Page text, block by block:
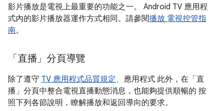
影片播放是電視上最重要的功能之一。 Android TV 應用程
式內的影片播放器運作方式相同。請參閱播放 電視控管指
南。
「直播」分頁導覽
除了遵守 TV 應用程式品質規定、應用程式 此外，在「直
播」分頁中整合電視直播動態消息，也能夠提供順暢的 按
照下列各節說明，瞭解播放和返回導向的要求。